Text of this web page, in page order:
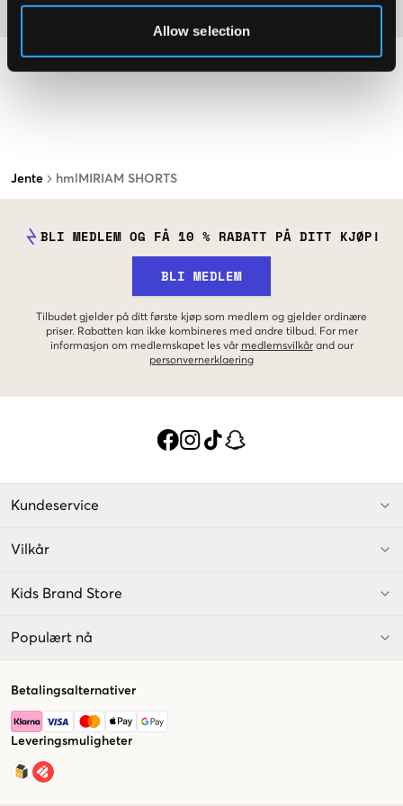
Allow selection
Jente hmlMIRIAM SHORTS
Materiale
BLI MEDLEM OG FÅ 10 % RABATT PÅ DITT KJØP!
BLI MEDLEM
Tilbudet gjelder på ditt første kjøp som medlem og gjelder ordinære
priser. Rabatten kan ikke kombineres med andre tilbud. For mer
informasjon om medlemskapet les vår medlemsvilkår and our
personvernerklaering
Kundeservice
Vilkår
Kids Brand Store
Populært nå
Betalingsalternativer
Leveringsmuligheter